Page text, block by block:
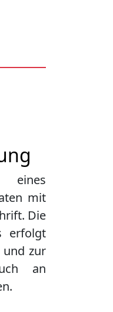
eines
mit
Die
erfolgt
und zur
an